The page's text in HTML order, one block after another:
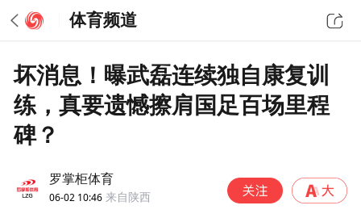
体育频道
坏消息！曝武磊连续独自康复训
练，真要遗憾擦肩国足百场里程
碑？
罗掌柜体育
06-02 10:46 来自陕西